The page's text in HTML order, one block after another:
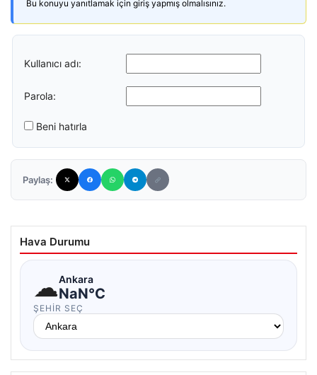
Bu konuyu yanıtlamak için giriş yapmış olmalısınız.
Kullanıcı adı:
Parola:
Beni hatırla
Paylaş:
Hava Durumu
☁Ankara
NaN°C
ŞEHIR SEÇ